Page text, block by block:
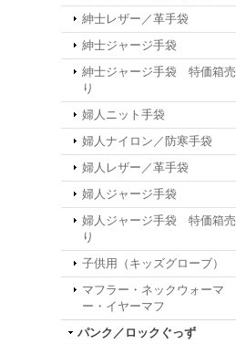
紳士レザー／革手袋
紳士ジャージ手袋
紳士ジャージ手袋 特価箱売
り
婦人ニット手袋
婦人ナイロン／防寒手袋
婦人レザー／革手袋
婦人ジャージ手袋
婦人ジャージ手袋 特価箱売
り
子供用（キッズグローブ）
マフラー・ネックウォーマ
ー・イヤーマフ
パンク／ロックぐっず